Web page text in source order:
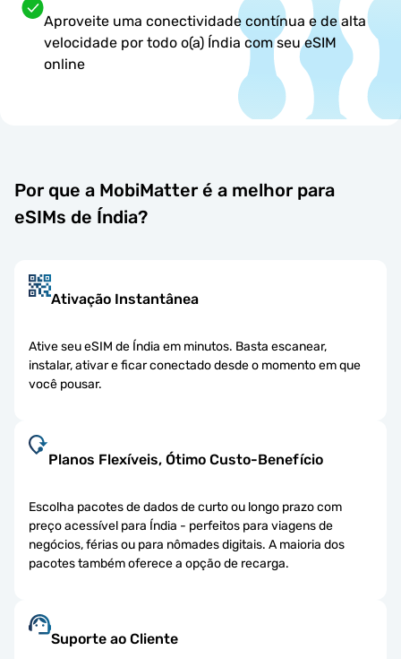
Aproveite uma conectividade contínua e de alta
velocidade por todo o(a) Índia com seu eSIM
online
Por que a MobiMatter é a melhor para
eSIMs de Índia?
Ativação Instantânea
Ative seu eSIM de Índia em minutos. Basta escanear,
instalar, ativar e ficar conectado desde o momento em que
você pousar.
Planos Flexíveis, Ótimo Custo-Benefício
Escolha pacotes de dados de curto ou longo prazo com
preço acessível para Índia - perfeitos para viagens de
negócios, férias ou para nômades digitais. A maioria dos
pacotes também oferece a opção de recarga.
Suporte ao Cliente